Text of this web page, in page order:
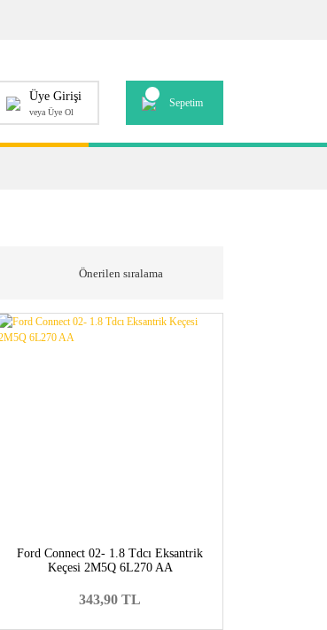
Üye Girişi
veya Üye Ol
Sepetim
Ford Connect 02- 1.8 Tdcı Eksantrik
Keçesi 2M5Q 6L270 AA
343,90 TL